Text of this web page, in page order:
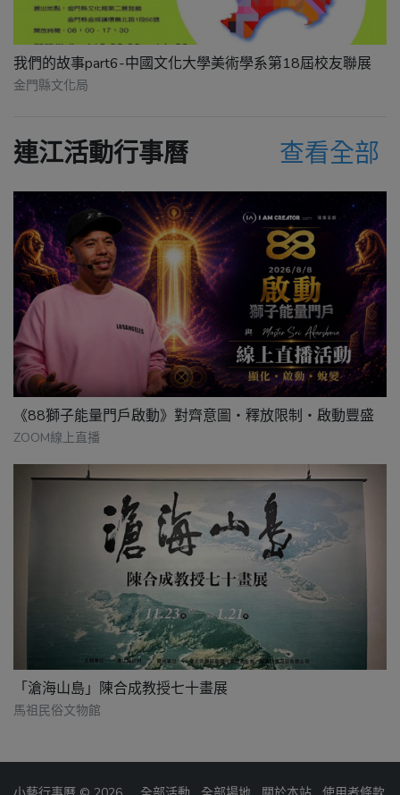
我們的故事part6-中國文化大學美術學系第18屆校友聯展
金門縣文化局
連江活動行事曆 查看全部
《88獅子能量門戶啟動》對齊意圖・釋放限制・啟動豐盛
ZOOM線上直播
「滄海山島」陳合成教授七十畫展
馬祖民俗文物館